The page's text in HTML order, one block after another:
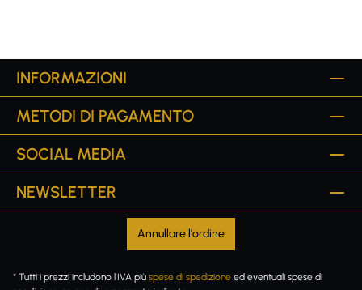
INFORMAZIONI
METODI DI PAGAMENTO
SOCIAL MEDIA
NEWSLETTER
Annullare l'ordine
* Tutti i prezzi includono l'IVA più spese di spedizione ed eventuali spese di